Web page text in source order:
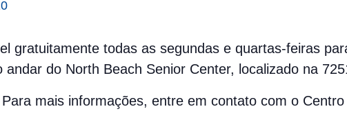
gratuitamente todas as segundas e quartas-feiras
do North Beach Senior Center, localizado na
mais informações, entre em contato com o